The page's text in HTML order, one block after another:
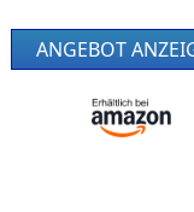
ANGEBOT